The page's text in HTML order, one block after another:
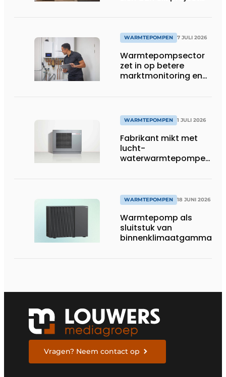
WARMTEPOMPEN 7 JULI 2026
Warmtepompsector
zet in op betere
marktmonitoring en
WARMTEPOMPEN 1 JULI 2026
Fabrikant mikt met
lucht-
waterwarmtepompen
WARMTEPOMPEN 18 JUNI 2026
Warmtepomp als
sluitstuk van
binnenklimaatgamma
Vragen? Neem contact op